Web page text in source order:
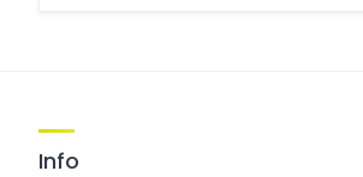
Info